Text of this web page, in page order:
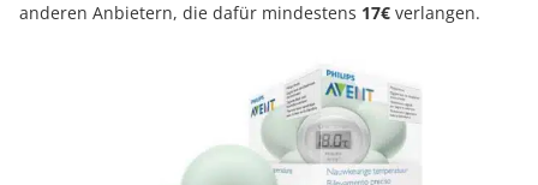
anderen Anbietern, die dafür mindestens 17€ verlangen.